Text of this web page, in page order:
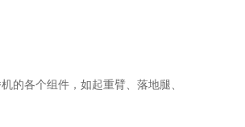
各个组件，如起重臂、落地腿、